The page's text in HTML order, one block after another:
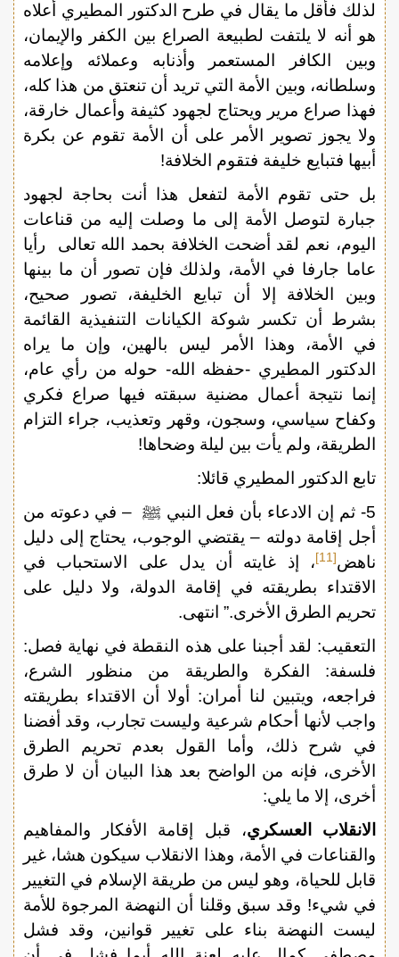
لذلك فأقل ما يقال في طرح الدكتور المطيري أعلاه
هو أنه لا يلتفت لطبيعة الصراع بين الكفر والإيمان،
وبين الكافر المستعمر وأذنابه وعملائه وإعلامه
وسلطانه، وبين الأمة التي تريد أن تنعتق من هذا كله،
فهذا صراع مرير ويحتاج لجهود كثيفة وأعمال خارقة،
ولا يجوز تصوير الأمر على أن الأمة تقوم عن بكرة
أبيها فتبايع خليفة فتقوم الخلافة!
بل حتى تقوم الأمة لتفعل هذا أنت بحاجة لجهود
جبارة لتوصل الأمة إلى ما وصلت إليه من قناعات
اليوم، نعم لقد أضحت الخلافة بحمد الله تعالى رأيا
عاما جارفا في الأمة، ولذلك فإن تصور أن ما بينها
وبين الخلافة إلا أن تبايع الخليفة، تصور صحيح،
بشرط أن تكسر شوكة الكيانات التنفيذية القائمة
في الأمة، وهذا الأمر ليس بالهين، وإن ما يراه
الدكتور المطيري -حفظه الله- حوله من رأي عام،
إنما نتيجة أعمال مضنية سبقته فيها صراع فكري
وكفاح سياسي، وسجون، وقهر وتعذيب، جراء التزام
الطريقة، ولم يأت بين ليلة وضحاها!
تابع الدكتور المطيري قائلا:
5- ثم إن الادعاء بأن فعل النبي ﷺ – في دعوته من
أجل إقامة دولته – يقتضي الوجوب، يحتاج إلى دليل
ناهض[11]
، إذ غايته أن يدل على الاستحباب في
الاقتداء بطريقته في إقامة الدولة، ولا دليل على
تحريم الطرق الأخرى.” انتهى.
التعقيب: لقد أجبنا على هذه النقطة في نهاية فصل:
فلسفة: الفكرة والطريقة من منظور الشرع،
فراجعه، ويتبين لنا أمران: أولا أن الاقتداء بطريقته
واجب لأنها أحكام شرعية وليست تجارب، وقد أفضنا
في شرح ذلك، وأما القول بعدم تحريم الطرق
الأخرى، فإنه من الواضح بعد هذا البيان أن لا طرق
أخرى، إلا ما يلي:
الانقلاب العسكري، قبل إقامة الأفكار والمفاهيم
والقناعات في الأمة، وهذا الانقلاب سيكون هشا، غير
قابل للحياة، وهو ليس من طريقة الإسلام في التغيير
في شيء! وقد سبق وقلنا أن النهضة المرجوة للأمة
ليست النهضة بناء على تغيير قوانين، وقد فشل